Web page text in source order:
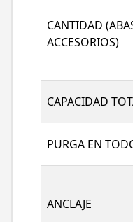
CANTIDAD
ACCESORIOS)
CAPACIDAD
PURGA EN
ANCLAJE